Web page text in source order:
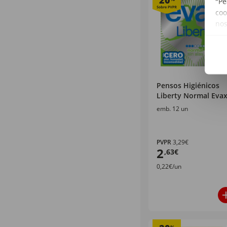
Pensos Higiénicos
Liberty Normal Evax
emb. 12 un
PVPR3,29€
2,63€
0,22€/un